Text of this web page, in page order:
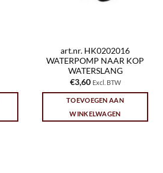
art.nr. HK0202016
WATERPOMP NAAR KOP
WATERSLANG
€3,60 Excl. BTW
TOEVOEGEN AAN
WINKELWAGEN